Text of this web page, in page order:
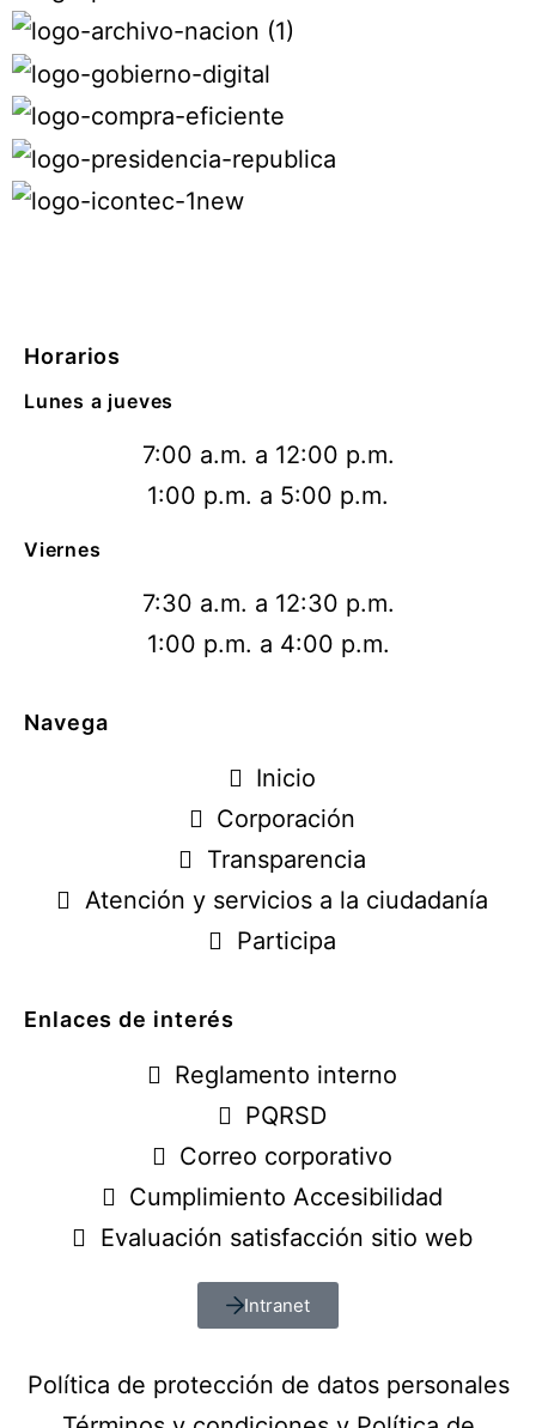
Horarios
Lunes a jueves
7:00 a.m. a 12:00 p.m.
1:00 p.m. a 5:00 p.m.
Viernes
7:30 a.m. a 12:30 p.m.
1:00 p.m. a 4:00 p.m.
Navega
Inicio
Corporación
Transparencia
Atención y servicios a la ciudadanía
Participa
Enlaces de interés
Reglamento interno
PQRSD
Correo corporativo
Cumplimiento Accesibilidad
Evaluación satisfacción sitio web
Intranet
Política de protección de datos personales